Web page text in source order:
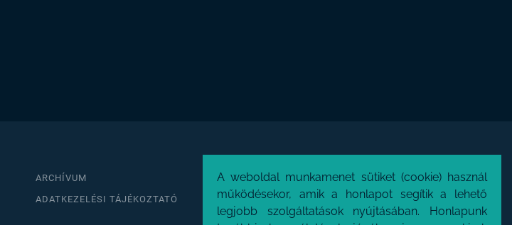
ARCHÍVUM
ADATKEZELÉSI TÁJÉKOZTATÓ
A weboldal munkamenet sütiket (cookie) használ
működésekor, amik a honlapot segítik a lehető
legjobb szolgáltatások nyújtásában. Honlapunk